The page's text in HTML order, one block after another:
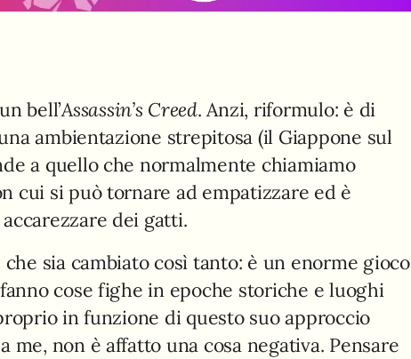
bell’Assassin’s Creed. Anzi, riformulo: è di
ambientazione strepitosa (il Giappone sul
a quello che normalmente chiamiamo
cui si può tornare ad empatizzare ed è
dei gatti.
sia cambiato così tanto: è un enorme gioco
cose fighe in epoche storiche e luoghi
in funzione di questo suo approccio
me, non è affatto una cosa negativa. Pensare